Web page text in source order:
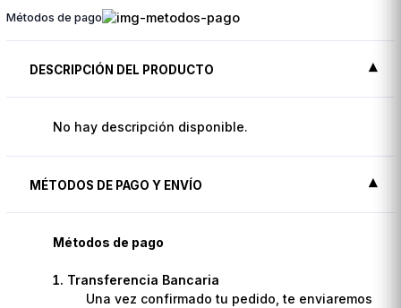
Métodos de pago
DESCRIPCIÓN DEL PRODUCTO
No hay descripción disponible.
MÉTODOS DE PAGO Y ENVÍO
Métodos de pago
Transferencia Bancaria
Una vez confirmado tu pedido, te enviaremos